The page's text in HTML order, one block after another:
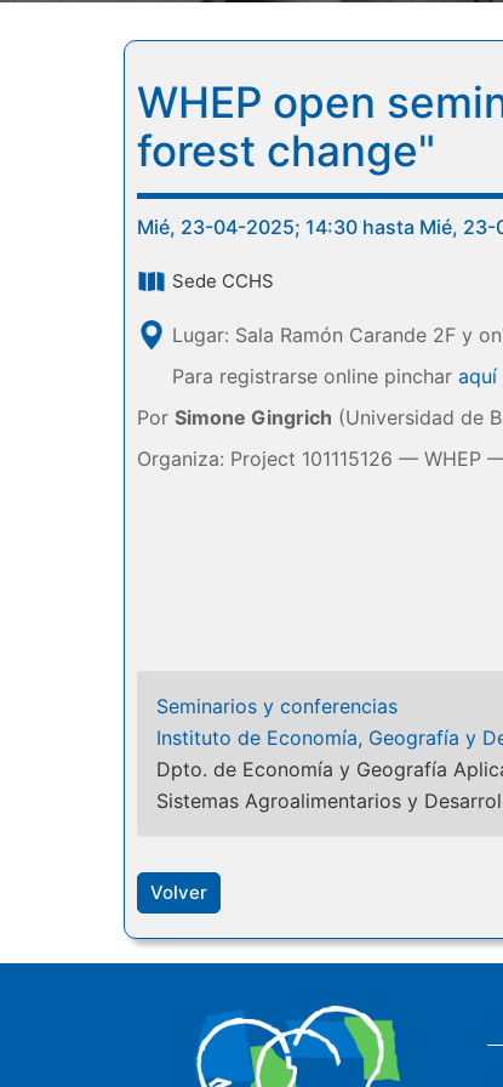
WHEP open
forest change"
Mié, 23-04-2025; 14:30 hasta Mié,
Sede CCHS
Lugar: Sala Ramón Carande 2F y
Para registrarse online pinchar aquí
Por Simone Gingrich (Universidad de
Organiza: Project 101115126 — WHEP
Seminarios y conferencias
Instituto de Economía, Geografía y
Dpto. de Economía y Geografía
Sistemas Agroalimentarios y
Volver